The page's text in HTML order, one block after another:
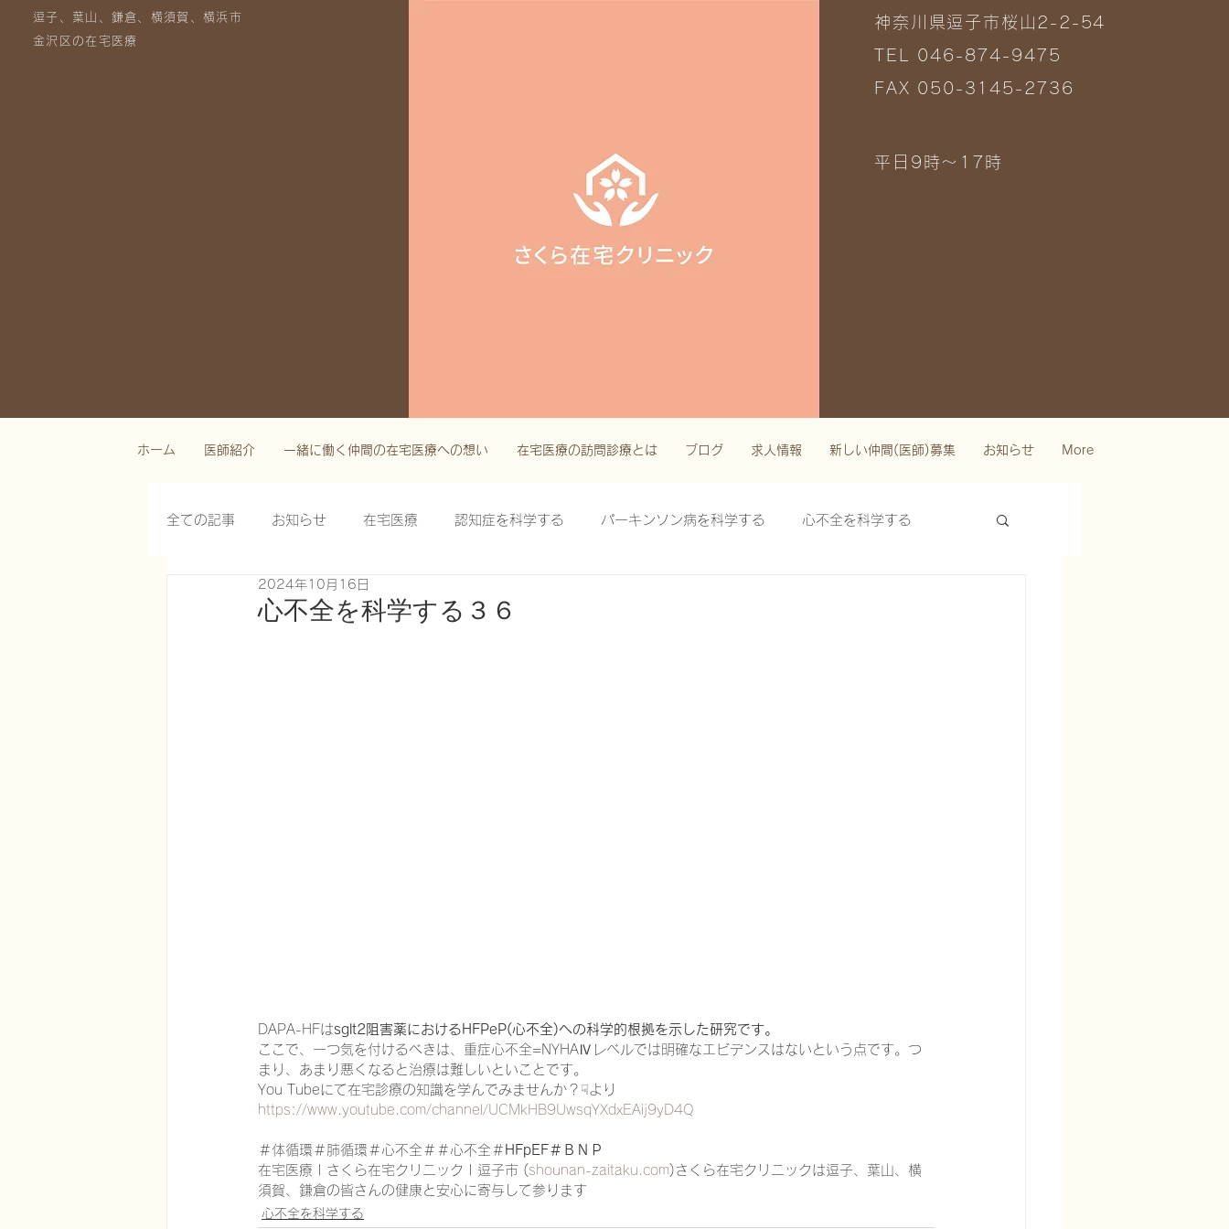
逗子、葉山、鎌倉、横須賀、横浜市
金沢区の在宅医療
神奈川県逗子市桜山2-2-54
TEL 046-874-9475
FAX 050-3145-2736
平日9時～17時
ホーム 医師紹介 一緒に働く仲間の在宅医療への想い 在宅医療の訪問診療とは ブログ 求人情報 新しい仲間(医師)募集 お知らせ More
全ての記事 お知らせ 在宅医療 認知症を科学する パーキンソン病を科学する 心不全を科学する
栄養管理を科学する 褥瘡を科学する
認知症について家族へ向けて 認知症の羅針盤 認知症は治せるか～認知症治療の羅針盤
神経障害性疼痛疼痛を科学する 在宅医療における褥瘡管理を科学する
心不全を科学する３６
2024年10月16日
DAPA-HFはsglt2阻害薬におけるHFPeP(心不全)への科学的根拠を示した研究です。
ここで、一つ気を付けるべきは、重症心不全=NYHAⅣレベルでは明確なエビデンスはないという点です。つ
まり、あまり悪くなると治療は難しいといことです。
You Tubeにて在宅診療の知識を学んでみませんか？☟より
https://www.youtube.com/channel/UCMkHB9UwsqYXdxEAij9yD4Q
＃体循環＃肺循環＃心不全＃＃心不全＃ HFpEF＃ＢＮＰ
在宅医療 | さくら在宅クリニック | 逗子市 ( shounan-zaitaku.com )さくら在宅クリニックは逗子、葉山、横
須賀、鎌倉の皆さんの健康と安心に寄与して参ります
心不全を科学する